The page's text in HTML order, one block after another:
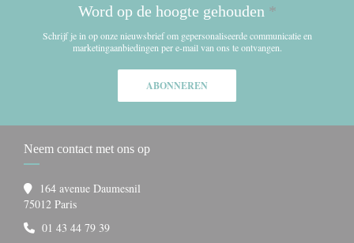
Word op de hoogte gehouden *
Schrijf je in op onze nieuwsbrief om gepersonaliseerde communicatie en
marketingaanbiedingen per e-mail van ons te ontvangen.
ABONNEREN
Neem contact met ons op
164 avenue Daumesnil
75012 Paris((opent in een nieuw venster))
01 43 44 79 39